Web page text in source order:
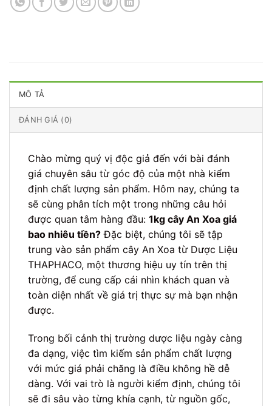
MÔ TẢ
ĐÁNH GIÁ (0)
Chào mừng quý vị độc giả đến với bài đánh
giá chuyên sâu từ góc độ của một nhà kiểm
định chất lượng sản phẩm. Hôm nay, chúng ta
sẽ cùng phân tích một trong những câu hỏi
được quan tâm hàng đầu: 1kg cây An Xoa giá
bao nhiêu tiền? Đặc biệt, chúng tôi sẽ tập
trung vào sản phẩm cây An Xoa từ Dược Liệu
THAPHACO, một thương hiệu uy tín trên thị
trường, để cung cấp cái nhìn khách quan và
toàn diện nhất về giá trị thực sự mà bạn nhận
được.
Trong bối cảnh thị trường dược liệu ngày càng
đa dạng, việc tìm kiếm sản phẩm chất lượng
với mức giá phải chăng là điều không hề dễ
dàng. Với vai trò là người kiểm định, chúng tôi
sẽ đi sâu vào từng khía cạnh, từ nguồn gốc,